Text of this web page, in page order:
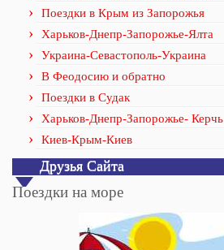
Поездки в Крым из Запорожья
Харьков-Днепр-Запорожье-Ялта
Украина-Севастополь-Украина
В Феодосию и обратно
Поездки в Судак
Харьков-Днепр-Запорожье- Керчь
Киев-Крым-Киев
Друзья Сайта
Поездки на море